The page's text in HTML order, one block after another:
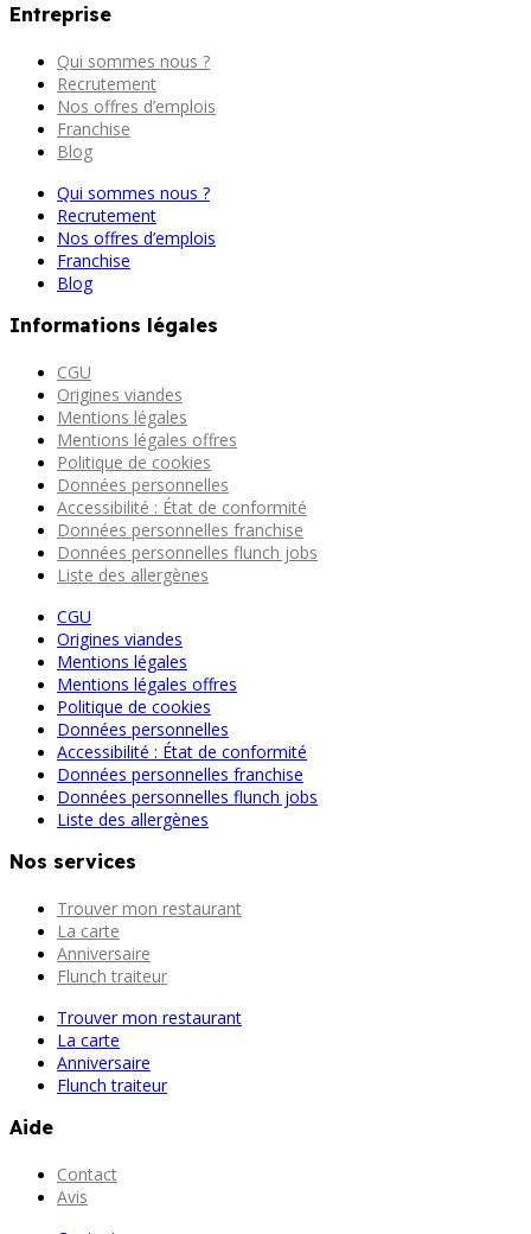
Entreprise
Qui sommes nous ?
Recrutement
Nos offres d’emplois
Franchise
Blog
Qui sommes nous ?
Recrutement
Nos offres d’emplois
Franchise
Blog
Informations légales
CGU
Origines viandes
Mentions légales
Mentions légales offres
Politique de cookies
Données personnelles
Accessibilité : État de conformité
Données personnelles franchise
Données personnelles flunch jobs
Liste des allergènes
CGU
Origines viandes
Mentions légales
Mentions légales offres
Politique de cookies
Données personnelles
Accessibilité : État de conformité
Données personnelles franchise
Données personnelles flunch jobs
Liste des allergènes
Nos services
Trouver mon restaurant
La carte
Anniversaire
Flunch traiteur
Trouver mon restaurant
La carte
Anniversaire
Flunch traiteur
Aide
Contact
Avis